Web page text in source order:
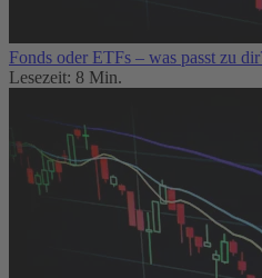
Fonds oder ETFs – was passt zu
Lesezeit: 8 Min.